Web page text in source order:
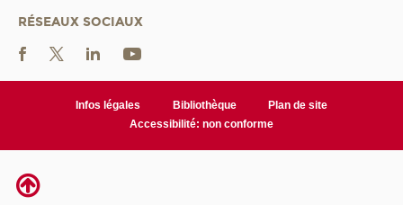
RÉSEAUX SOCIAUX
Infos légales Bibliothèque
Plan de site
Accessibilité: non conforme